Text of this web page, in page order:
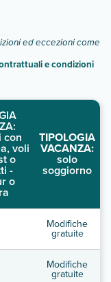
ed eccezioni come
e condizioni
con
voli
o
-
o
TIPOLOGIA
VACANZA:
solo
soggiorno
Modifiche
gratuite
Modifiche
gratuite